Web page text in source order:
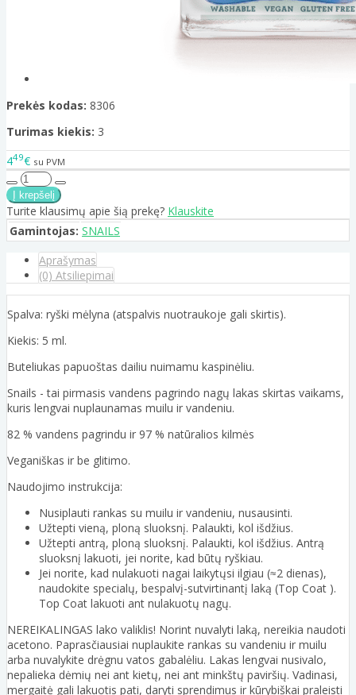
Prekės kodas: 8306
Turimas kiekis: 3
449€ su PVM
Turite klausimų apie šią prekę? Klauskite
Gamintojas: SNAILS
Aprašymas
(0) Atsiliepimai
Spalva: ryški mėlyna (atspalvis nuotraukoje gali skirtis).
Kiekis: 5 ml.
Buteliukas papuoštas dailiu nuimamu kaspinėliu.
Snails - tai pirmasis vandens pagrindo nagų lakas skirtas vaikams,
kuris lengvai nuplaunamas muilu ir vandeniu.
82 % vandens pagrindu ir 97 % natūralios kilmės
Veganiškas ir be glitimo.
Naudojimo instrukcija:
Nusiplauti rankas su muilu ir vandeniu, nusausinti.
Užtepti vieną, ploną sluoksnį. Palaukti, kol išdžius.
Užtepti antrą, ploną sluoksnį. Palaukti, kol išdžius. Antrą
sluoksnį lakuoti, jei norite, kad būtų ryškiau.
Jei norite, kad nulakuoti nagai laikytųsi ilgiau (≈2 dienas),
naudokite specialų, bespalvį-sutvirtinantį laką (Top Coat ).
Top Coat lakuoti ant nulakuotų nagų.
NEREIKALINGAS lako valiklis! Norint nuvalyti laką, nereikia naudoti
acetono. Paprasčiausiai nuplaukite rankas su vandeniu ir muilu
arba nuvalykite drėgnu vatos gabalėliu. Lakas lengvai nusivalo,
nepalieka dėmių nei ant kietų, nei ant minkštų paviršių. Vadinasi,
mergaitė gali lakuotis pati, daryti sprendimus ir kūrybiškai praleisti